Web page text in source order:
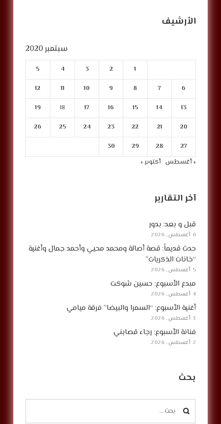
الأرشيف
سبتمبر 2020
1
2
3
4
5
6
7
8
9
10
11
12
13
14
15
16
17
18
19
20
21
22
23
24
25
26
27
28
29
30
« أغسطس أكتوبر »
آخر التقارير
قبل و بعد: بدور
6 أغسطس, 2026
حدث قديماً: قصة أصالة ومحمد محيي وأحمد جمال وأغنية
“خانات الذكريات”
5 أغسطس, 2026
مبدع الأسبوع: حسين شوكت
4 أغسطس, 2026
أغنية الأسبوع: “السمرا والبيضا” فرقة ميامي
3 أغسطس, 2026
فنانة الأسبوع: رجاء قصابني
2 أغسطس, 2026
بحث
البحث
عن: